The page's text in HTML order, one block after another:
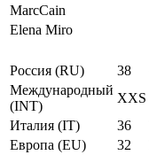
MarcCain
Elena Miro
Россия (RU)
38
Международный
(INT)
XXS
Италия (IT)
36
Европа (EU)
32